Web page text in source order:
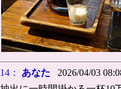
14： あなた 2026/04/03